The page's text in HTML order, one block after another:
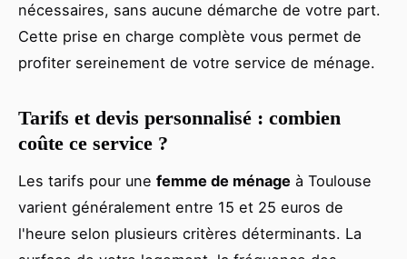
nécessaires, sans aucune démarche de votre part.
Cette prise en charge complète vous permet de
profiter sereinement de votre service de ménage.
Tarifs et devis personnalisé : combien
coûte ce service ?
Les tarifs pour une femme de ménage à Toulouse
varient généralement entre 15 et 25 euros de
l'heure selon plusieurs critères déterminants. La